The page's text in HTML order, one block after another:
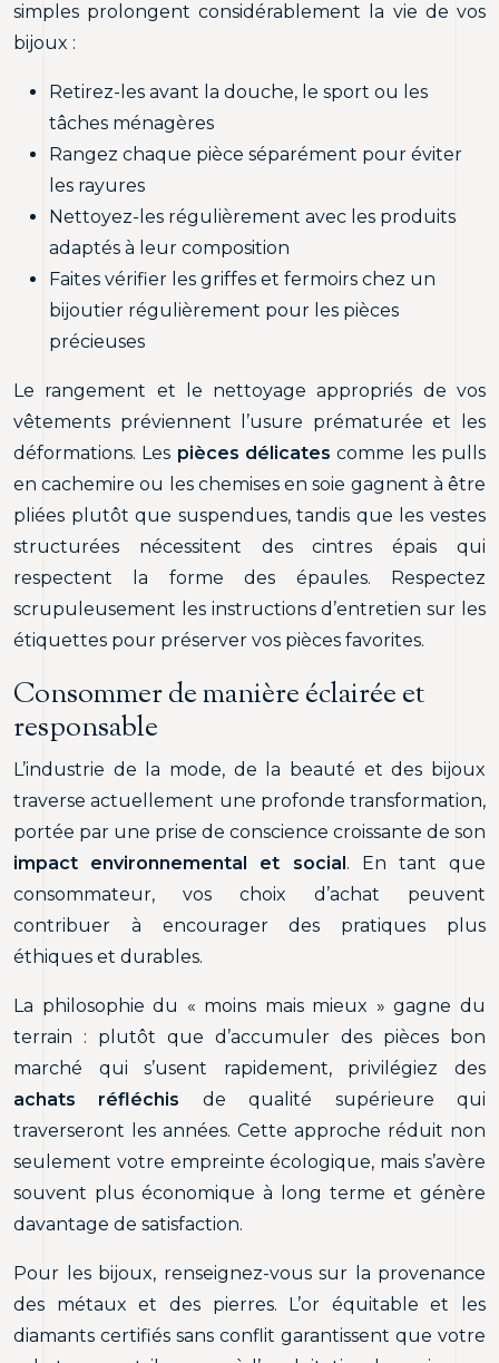
simples prolongent considérablement la vie de vos
bijoux :
Retirez-les avant la douche, le sport ou les
tâches ménagères
Rangez chaque pièce séparément pour éviter
les rayures
Nettoyez-les régulièrement avec les produits
adaptés à leur composition
Faites vérifier les griffes et fermoirs chez un
bijoutier régulièrement pour les pièces
précieuses
Le rangement et le nettoyage appropriés de vos
vêtements préviennent l’usure prématurée et les
déformations. Les pièces délicates comme les pulls
en cachemire ou les chemises en soie gagnent à être
pliées plutôt que suspendues, tandis que les vestes
structurées nécessitent des cintres épais qui
respectent la forme des épaules. Respectez
scrupuleusement les instructions d’entretien sur les
étiquettes pour préserver vos pièces favorites.
Consommer de manière éclairée et
responsable
L’industrie de la mode, de la beauté et des bijoux
traverse actuellement une profonde transformation,
portée par une prise de conscience croissante de son
impact environnemental et social. En tant que
consommateur, vos choix d’achat peuvent
contribuer à encourager des pratiques plus
éthiques et durables.
La philosophie du « moins mais mieux » gagne du
terrain : plutôt que d’accumuler des pièces bon
marché qui s’usent rapidement, privilégiez des
achats réfléchis de qualité supérieure qui
traverseront les années. Cette approche réduit non
seulement votre empreinte écologique, mais s’avère
souvent plus économique à long terme et génère
davantage de satisfaction.
Pour les bijoux, renseignez-vous sur la provenance
des métaux et des pierres. L’or équitable et les
diamants certifiés sans conflit garantissent que votre